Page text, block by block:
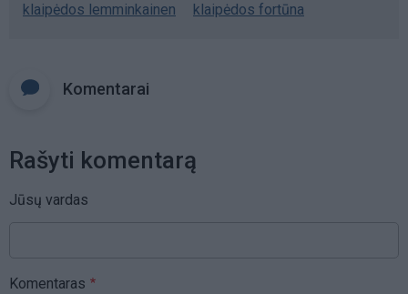
klaipėdos lemminkainen klaipėdos fortūna
Komentarai
Rašyti komentarą
Jūsų vardas
Komentaras